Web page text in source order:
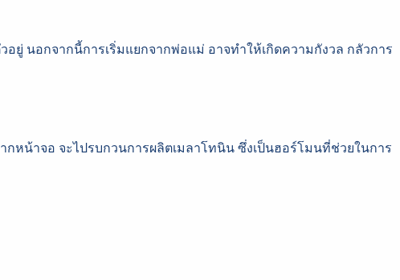
อยู่ นอกจากนี้การเริ่มแยกจากพ่อแม่ อาจทำให้เกิดความกังวล กลัวการ
หน้าจอ จะไปรบกวนการผลิตเมลาโทนิน ซึ่งเป็นฮอร์โมนที่ช่วยในการ